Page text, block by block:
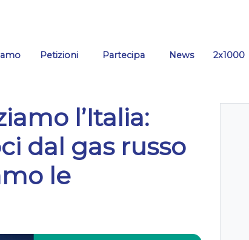
Petizioni Partecipa News 2x1000
l’Italia:
dal gas russo
le